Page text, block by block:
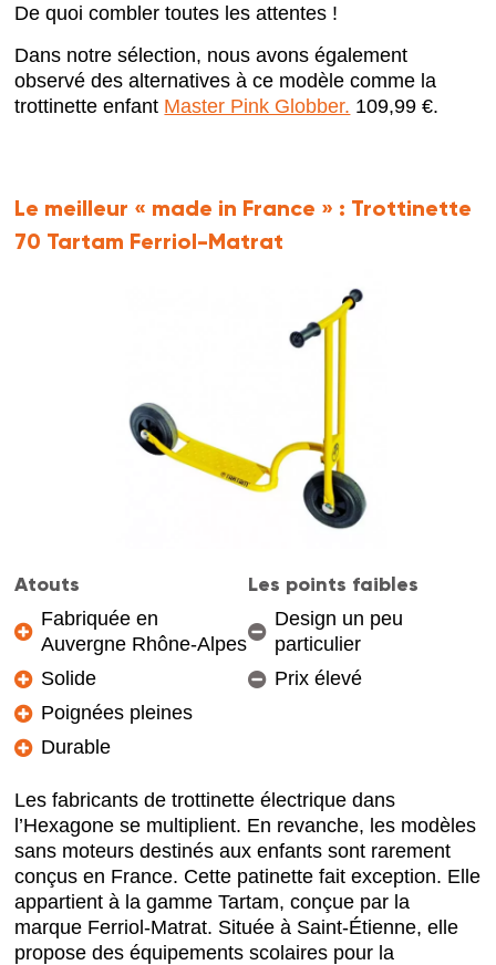
De quoi combler toutes les attentes !
Dans notre sélection, nous avons également
observé des alternatives à ce modèle comme la
trottinette enfant Master Pink Globber. 109,99 €.
Le meilleur « made in France » : Trottinette
70 Tartam Ferriol-Matrat
Atouts
Fabriquée en
Auvergne Rhône-Alpes
Solide
Poignées pleines
Durable
Les points faibles
Design un peu
particulier
Prix élevé
Les fabricants de trottinette électrique dans
l’Hexagone se multiplient. En revanche, les modèles
sans moteurs destinés aux enfants sont rarement
conçus en France. Cette patinette fait exception. Elle
appartient à la gamme Tartam, conçue par la
marque Ferriol-Matrat. Située à Saint-Étienne, elle
propose des équipements scolaires pour la